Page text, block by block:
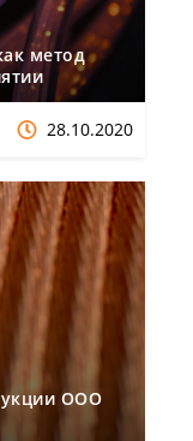
метод
28.10.2020
ООО